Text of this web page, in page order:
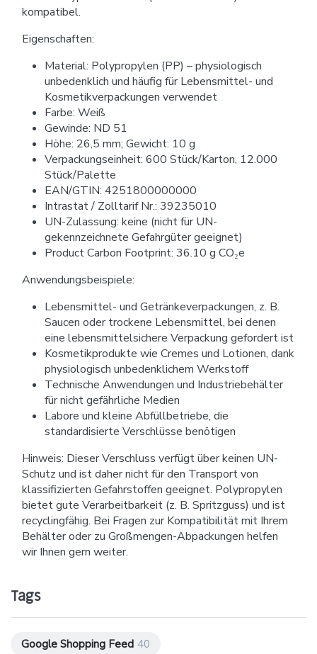
kompatibel.
Eigenschaften:
Material: Polypropylen (PP) – physiologisch
unbedenklich und häufig für Lebensmittel- und
Kosmetikverpackungen verwendet
Farbe: Weiß
Gewinde: ND 51
Höhe: 26,5 mm; Gewicht: 10 g
Verpackungseinheit: 600 Stück/Karton, 12.000
Stück/Palette
EAN/GTIN: 4251800000000
Intrastat / Zolltarif Nr.: 39235010
UN-Zulassung: keine (nicht für UN-
gekennzeichnete Gefahrgüter geeignet)
Product Carbon Footprint: 36.10 g CO₂e
Anwendungsbeispiele:
Lebensmittel- und Getränkeverpackungen, z. B.
Saucen oder trockene Lebensmittel, bei denen
eine lebensmittelsichere Verpackung gefordert ist
Kosmetikprodukte wie Cremes und Lotionen, dank
physiologisch unbedenklichem Werkstoff
Technische Anwendungen und Industriebehälter
für nicht gefährliche Medien
Labore und kleine Abfüllbetriebe, die
standardisierte Verschlüsse benötigen
Hinweis: Dieser Verschluss verfügt über keinen UN-
Schutz und ist daher nicht für den Transport von
klassifizierten Gefahrstoffen geeignet. Polypropylen
bietet gute Verarbeitbarkeit (z. B. Spritzguss) und ist
recyclingfähig. Bei Fragen zur Kompatibilität mit Ihrem
Behälter oder zu Großmengen-Abpackungen helfen
wir Ihnen gern weiter.
Tags
Google Shopping Feed 40